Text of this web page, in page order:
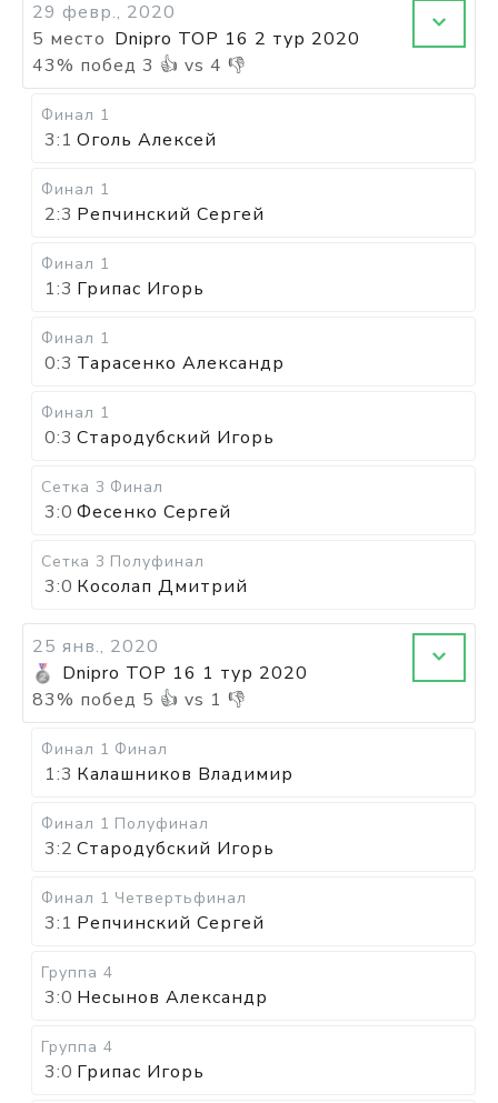
29 февр., 2020
5 место Dnipro TOP 16 2 тур 2020
43% побед 3 👍 vs 4 👎
Финал 1
3:1 Оголь Алексей
Финал 1
2:3 Репчинский Сергей
Финал 1
1:3 Грипас Игорь
Финал 1
0:3 Тарасенко Александр
Финал 1
0:3 Стародубский Игорь
Сетка 3 Финал
3:0 Фесенко Сергей
Сетка 3 Полуфинал
3:0 Косолап Дмитрий
25 янв., 2020
Dnipro TOP 16 1 тур 2020
83% побед 5 👍 vs 1 👎
Финал 1 Финал
1:3 Калашников Владимир
Финал 1 Полуфинал
3:2 Стародубский Игорь
Финал 1 Четвертьфинал
3:1 Репчинский Сергей
Группа 4
3:0 Несынов Александр
Группа 4
3:0 Грипас Игорь